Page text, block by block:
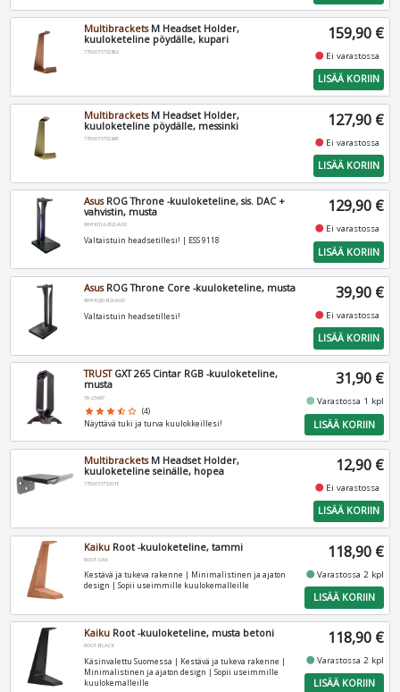
MultibracketsM Headset Holder,
kuuloketeline pöydälle, kupari
7350073732852
159,90 €
fiber_manual_record Ei varastossa
LISÄÄ KORIIN
MultibracketsM Headset Holder,
kuuloketeline pöydälle, messinki
7350073732845
127,90 €
fiber_manual_record Ei varastossa
LISÄÄ KORIIN
AsusROG Throne -kuuloketeline, sis. DAC +
vahvistin, musta
90YH01L0-B2UA00
Valtaistuin headsetillesi! | ESS 9118
129,90 €
fiber_manual_record Ei varastossa
LISÄÄ KORIIN
AsusROG Throne Core -kuuloketeline, musta
90YH02J0-B2UA00
Valtaistuin headsetillesi!
39,90 €
fiber_manual_record Ei varastossa
LISÄÄ KORIIN
TRUSTGXT 265 Cintar RGB -kuuloketeline,
musta
TR-23647
star star star star_half star_border (4)
Näyttävä tuki ja turva kuulokkeillesi!
31,90 €
fiber_manual_recordVarastossa 1 kpl
LISÄÄ KORIIN
MultibracketsM Headset Holder,
kuuloketeline seinälle, hopea
7350073732036
12,90 €
fiber_manual_record Ei varastossa
LISÄÄ KORIIN
Kaiku Root -kuuloketeline, tammi
ROOT-OAK
Kestävä ja tukeva rakenne | Minimalistinen ja ajaton
design | Sopii useimmille kuulokemalleille
118,90 €
fiber_manual_recordVarastossa 2 kpl
LISÄÄ KORIIN
Kaiku Root -kuuloketeline, musta betoni
ROOT-BLACK
Käsinvalettu Suomessa | Kestävä ja tukeva rakenne |
Minimalistinen ja ajaton design | Sopii useimmille
kuulokemalleille
118,90 €
fiber_manual_recordVarastossa 2 kpl
LISÄÄ KORIIN